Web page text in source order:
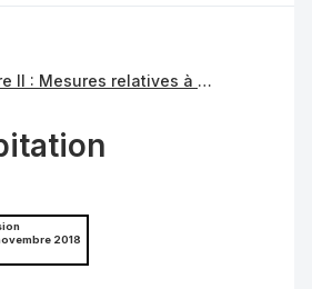
Chapitre II : Mesures relatives à la protection des occupants de certains meublés
2018